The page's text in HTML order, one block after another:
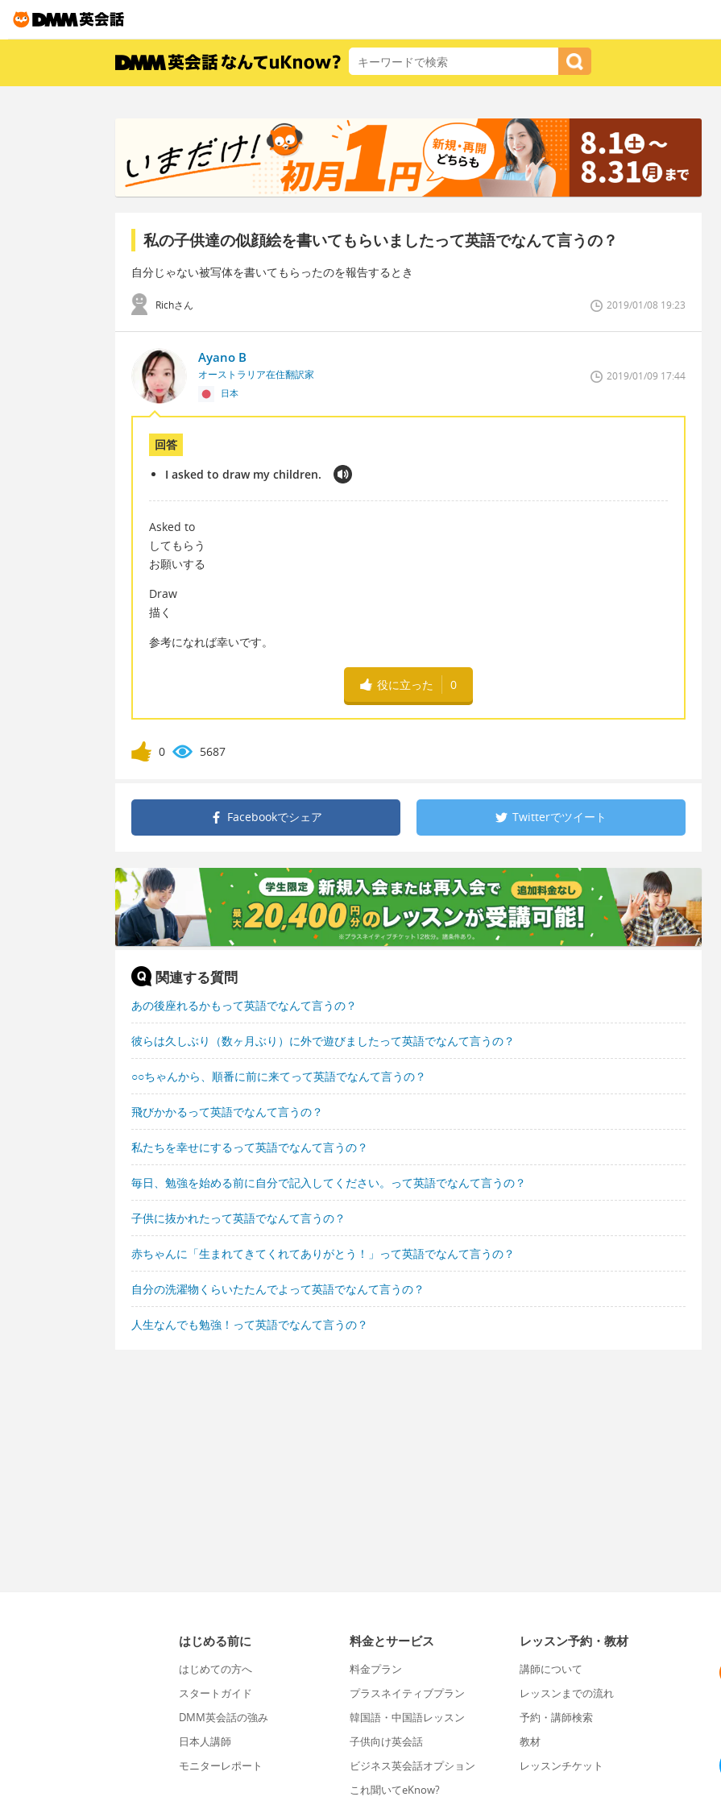
私の子供達の似顔絵を書いてもらいましたって英語でなんて言うの？
自分じゃない被写体を書いてもらったのを報告するとき
Richさん 2019/01/08 19:23
Ayano B
オーストラリア在住翻訳家
日本
2019/01/09 17:44
回答
I asked to draw my children.
Asked to
してもらう
お願いする
Draw
描く
参考になれば幸いです。
役に立った 0
0 5687
Facebookでシェア Twitterでツイート
関連する質問
あの後座れるかもって英語でなんて言うの？
彼らは久しぶり（数ヶ月ぶり）に外で遊びましたって英語でなんて言うの？
○○ちゃんから、順番に前に来てって英語でなんて言うの？
飛びかかるって英語でなんて言うの？
私たちを幸せにするって英語でなんて言うの？
毎日、勉強を始める前に自分で記入してください。って英語でなんて言うの？
子供に抜かれたって英語でなんて言うの？
赤ちゃんに「生まれてきてくれてありがとう！」って英語でなんて言うの？
自分の洗濯物くらいたたんでよって英語でなんて言うの？
人生なんでも勉強！って英語でなんて言うの？
はじめる前に
はじめての方へ
スタートガイド
DMM英会話の強み
日本人講師
モニターレポート
料金とサービス
料金プラン
プラスネイティブプラン
韓国語・中国語レッスン
子供向け英会話
ビジネス英会話オプション
これ聞いてeKnow?
レッスン予約・教材
講師について
レッスンまでの流れ
予約・講師検索
教材
レッスンチケット